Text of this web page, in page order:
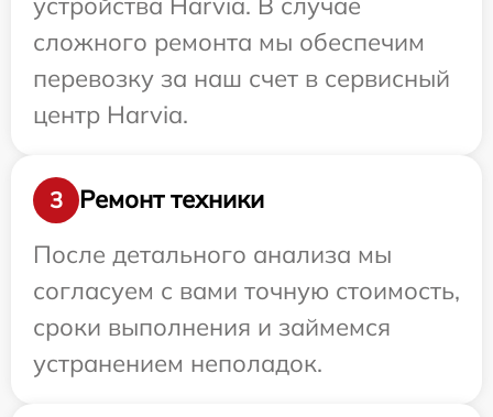
сложного ремонта мы обеспечим
перевозку за наш счет в сервисный
центр Harvia.
3
Ремонт техники
После детального анализа мы
согласуем с вами точную стоимость,
сроки выполнения и займемся
устранением неполадок.